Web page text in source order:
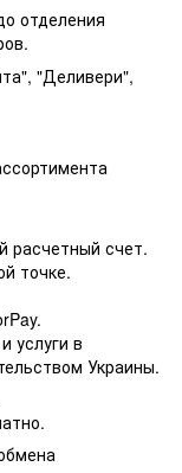
отделения
"Деливери",
расчетный счет.
точке.
услуги в
Украины.